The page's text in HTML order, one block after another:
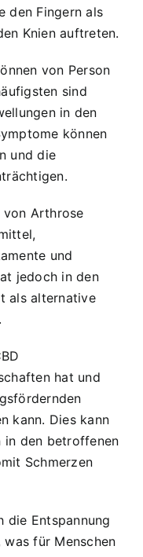
den Fingern als
Knien auftreten.
von Person
sind
in den
können
und die
von Arthrose
und
jedoch in den
als alternative
hat und
kann. Dies kann
in den betroffenen
Schmerzen
die Entspannung
für Menschen